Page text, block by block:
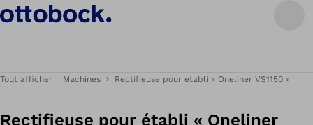
Tout afficher Machines Rectifieuse pour établi « Oneliner VS1150 »
Rectifieuse pour établi « Oneliner